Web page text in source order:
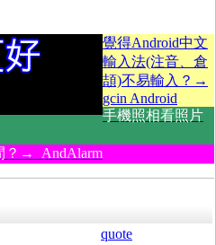
覺得Android中文
輸入法(注音、倉
頡)不易輸入？→
gcin Android
手機照相看照片
？→ AndAlarm
quote